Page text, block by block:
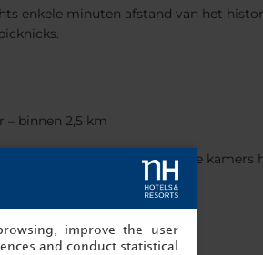
enkele minuten afstand van het
– binnen 2,5 km
brouwerij van Heidelberg. Alle kamers
suites
improve the user
and conduct statistical